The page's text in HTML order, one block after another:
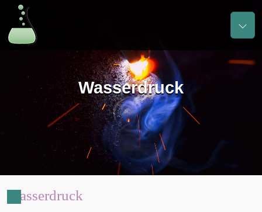
Wasserdruck
Wasserdruck